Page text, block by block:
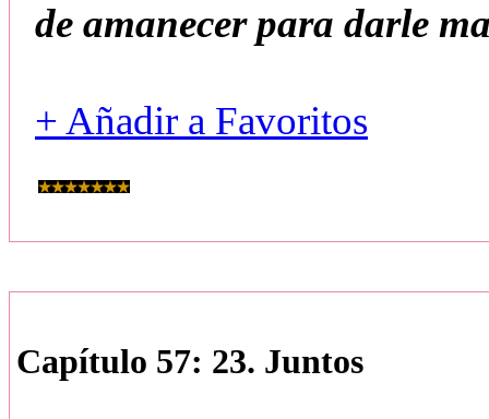
de amanecer para darle
+ Añadir a Favoritos
Capítulo 57: 23. Juntos